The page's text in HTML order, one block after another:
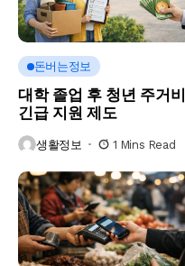
돈버는정보
대학 졸업 후 청년 주거비
긴급 지원 제도
생활정보 1 Mins Read